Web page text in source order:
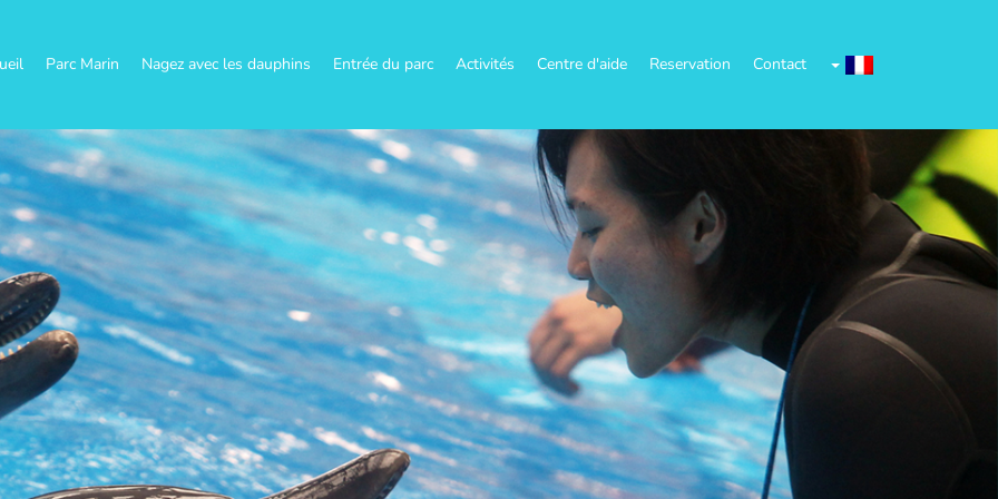
Parc Marin Nagez avec les dauphins Entrée du parc Activités Centre d'aide Reservation Contact